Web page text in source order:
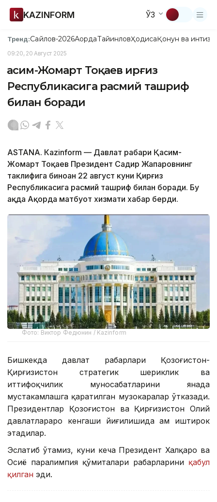
KAZINFORM ЎЗ
Тренд:Сайлов-2026АқордаТайинловҲодисаҚонун ва
09:20, 20 Август 2025
Қасим-Жомарт Тоқаев Қирғиз
Республикасига расмий ташриф
билан боради
ASTANА. Кazinform — Давлат раҳбари Қасим-
Жомарт Тоқаев Президент Садир Жапаровнинг
таклифига биноан 22 август куни Қирғиз
Республикасига расмий ташриф билан боради. Бу
ҳақда Ақорда матбуот хизмати хабар берди.
Фото: Виктор Федюнин / Kazinform
Бишкекда давлат раҳбарлари Қозоғистон-
Қирғизистон стратегик шериклик ва
иттифоқчилик муносабатларини янада
мустаҳкамлашга қаратилган музокаралар ўтказади.
Президентлар Қозоғистон ва Қирғизистон Олий
давлатлараро кенгаши йиғилишида ҳам иштирок
этадилар.
Эслатиб ўтамиз, куни кеча Президент Халқаро ва
Осиё паралимпия қўмиталари раҳбарларини қабул
қилган эди.